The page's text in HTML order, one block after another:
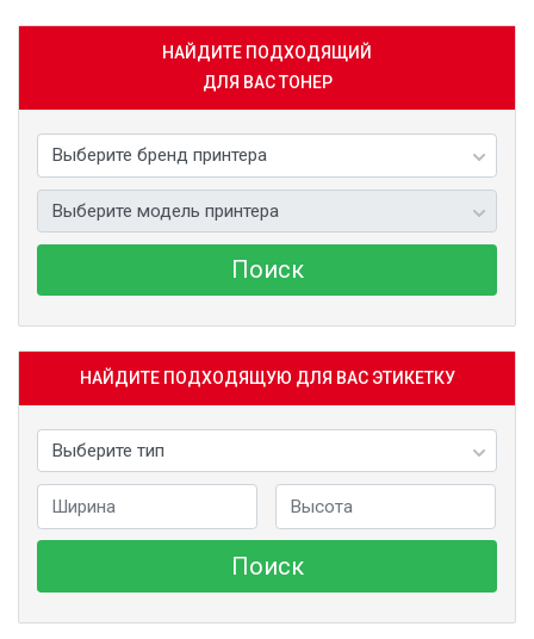
НАЙДИТЕ ПОДХОДЯЩИЙ
ДЛЯ ВАС ТОНЕР
Поиск
НАЙДИТЕ ПОДХОДЯЩУЮ ДЛЯ ВАС ЭТИКЕТКУ
Поиск